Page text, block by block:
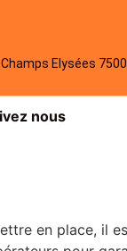
Elysées
nous
en place, il